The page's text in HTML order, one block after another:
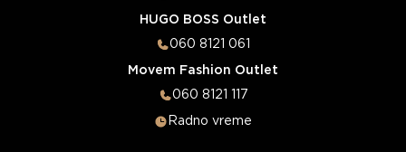
HUGO BOSS Outlet
060 8121 061
Movem Fashion Outlet
060 8121 117
Radno vreme